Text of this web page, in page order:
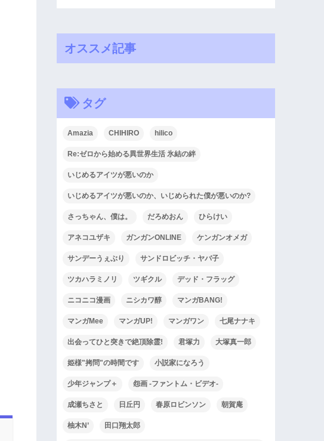
オススメ記事
タグ
Amazia CHIHIRO hilico
Re:ゼロから始める異世界生活 氷結の絆
いじめるアイツが悪いのか
いじめるアイツが悪いのか、いじめられた僕が悪いのか?
さっちゃん、僕は。 だろめおん ひらけい
アネコユザキ ガンガンONLINE ケンガンオメガ
サンデーうぇぶり サンドロビッチ・ヤバ子
ツカハラミノリ ツギクル デッド・フラッグ
ニコニコ漫画 ニシカワ醇 マンガBANG!
マンガMee マンガUP! マンガワン 七尾ナナキ
出会ってひと突きで絶頂除霊! 君塚力 大塚真一郎
姫様"拷問"の時間です 小説家になろう
少年ジャンプ＋ 怨画 -ファントム・ビデオ-
成瀬ちさと 日丘円 春原ロビンソン 朝賀庵
柚木N’ 田口翔太郎